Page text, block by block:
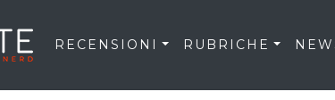
RECENSIONI RUBRICHE